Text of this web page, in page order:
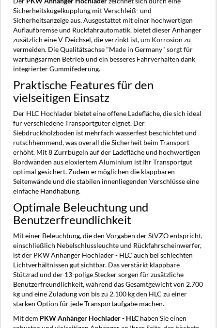
Sicherheitskugelkupplung mit Verschleiß- und
Sicherheitsanzeige aus. Ausgestattet mit einer hochwertigen
Auflaufbremse und Rückfahrautomatik, bietet dieser Anhänger
zusätzlich eine V-Deichsel, die verzinkt ist, um Korrosion zu
vermeiden. Die Qualitätsachse "Made in Germany" sorgt für
wartungsarmen Betrieb und ein besseres Fahrverhalten dank
integrierter Gummifederung.
Praktische Features für den
vielseitigen Einsatz
Der HLC Hochlader bietet eine offene Ladefläche, die sich ideal
für verschiedene Transportgüter eignet. Der
Siebdruckholzboden ist mehrfach wasserfest beschichtet und
rutschhemmend, was overall die Sicherheit beim Transport
erhöht. Mit 8 Zurrbügeln auf der Ladefläche und hochwertigen
Bordwänden aus eloxiertem Aluminium ist Ihr Transportgut
optimal gesichert. Zudem ermöglichen die klappbaren
Seitenwände und die stabilen innenliegenden Verschlüsse eine
einfache Handhabung.
Optimale Beleuchtung und
Benutzerfreundlichkeit
Mit einer Beleuchtung, die den Vorgaben der StVZO entspricht,
einschließlich Nebelschlussleuchte und Rückfahrscheinwerfer,
ist der PKW Anhänger Hochlader - HLC auch bei schlechten
Lichtverhältnissen gut sichtbar. Das verstärkt klappbare
Stützrad und der 13-polige Stecker sorgen für zusätzliche
Benutzerfreundlichkeit, während das Gesamtgewicht von 2.700
kg und eine Zuladung von bis zu 2.100 kg den HLC zu einer
starken Option für jede Transportaufgabe machen.
Mit dem PKW Anhänger Hochlader - HLChaben Sie einen